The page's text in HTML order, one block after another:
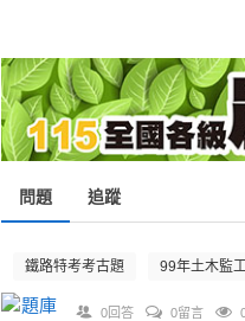
問題 追蹤
鐵路特考考古題 99年土木監
0回答 0留言